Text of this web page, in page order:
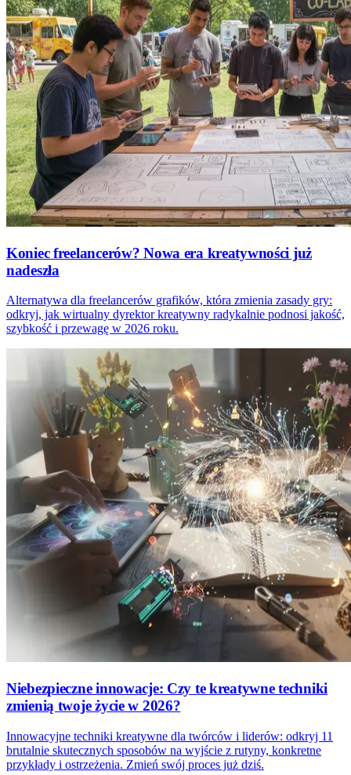
Koniec freelancerów? Nowa era kreatywności już
nadeszła
Alternatywa dla freelancerów grafików, która zmienia zasady gry:
odkryj, jak wirtualny dyrektor kreatywny radykalnie podnosi jakość,
szybkość i przewagę w 2026 roku.
Niebezpieczne innowacje: Czy te kreatywne techniki
zmienią twoje życie w 2026?
Innowacyjne techniki kreatywne dla twórców i liderów: odkryj 11
brutalnie skutecznych sposobów na wyjście z rutyny, konkretne
przykłady i ostrzeżenia. Zmień swój proces już dziś.